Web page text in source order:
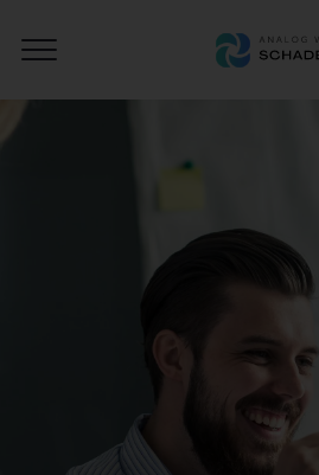
Open